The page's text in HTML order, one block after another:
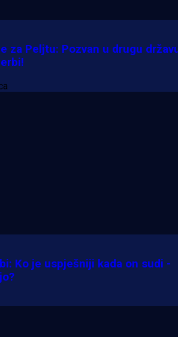
u Mostaru:
za Peljtu: Pozvan u drugu
Ko je uspješniji kada on sudi -